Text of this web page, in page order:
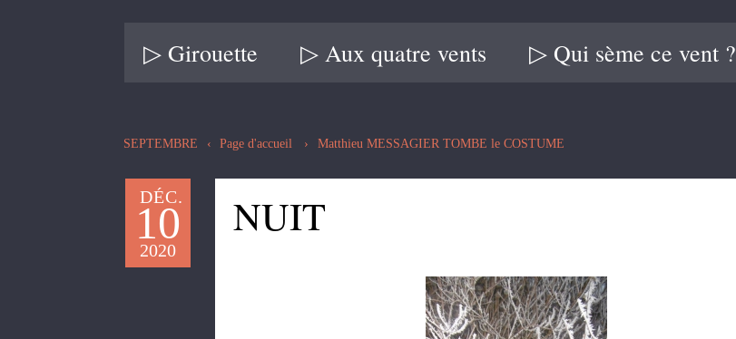
▷ Girouette ▷ Aux quatre vents ▷ Qui sème ce vent ?
SEPTEMBRE Page d'accueil Matthieu MESSAGIER TOMBE le COSTUME
DÉC.
10
2020
NUIT